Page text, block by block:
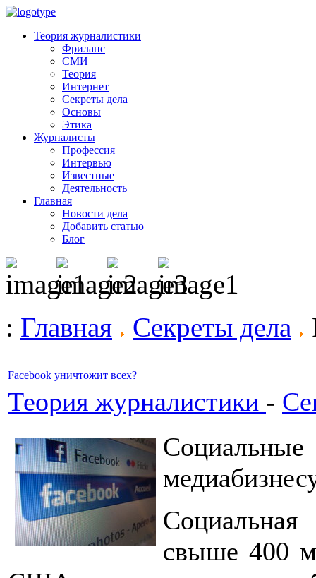
Теория журналистики
Фриланс
СМИ
Теория
Интернет
Секреты дела
Основы
Этика
Журналисты
Профессия
Интервью
Известные
Деятельность
Главная
Новости дела
Добавить статью
Блог
: Главная Секреты дела
Facebook уничтожит всех?
Теория журналистики -
свыше 400